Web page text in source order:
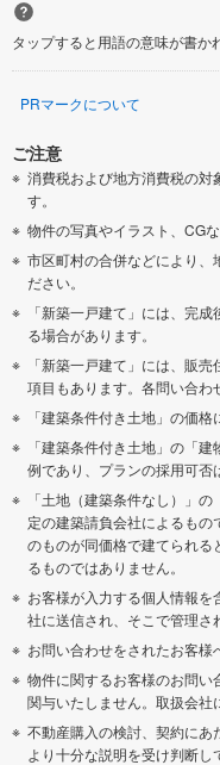
タップすると用語の意味が書か
PRマークについて
ご注意
消費税および地方消費税の対
す。
物件の写真やイラスト、CG
市区町村の合併などにより、
ださい。
「新築一戸建て」には、完
る場合があります。
「新築一戸建て」には、販
項目もあります。各問い合わ
「建築条件付き土地」の価格
「建築条件付き土地」の「
例であり、プランの採用可否
「土地（建築条件なし）」
定の建築請負会社によるも
のものが同価格で建てられ
るものではありません。
お客様が入力する個人情報
社に送信され、そこで管理さ
お問い合わせをされたお客様
物件に関するお客様のお問
関与いたしません。取扱会社
不動産購入の検討、契約にあ
より十分な説明を受け判断し